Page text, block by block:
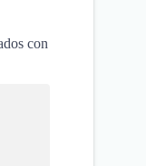
con